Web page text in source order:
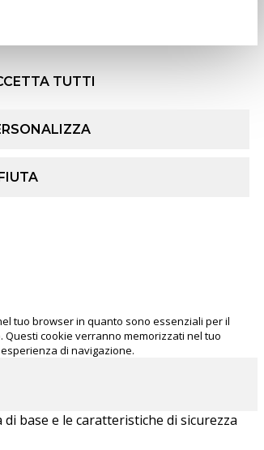
TUTTI
tuo browser in quanto sono essenziali per il
cookie verranno memorizzati nel tuo
di navigazione.
base e le caratteristiche di sicurezza